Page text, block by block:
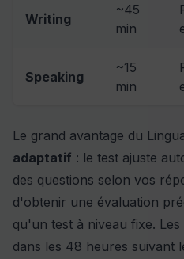
Writing
~45
min
Speaking
~15
min
Le grand avantage du
adaptatif : le test ajuste
des questions selon vos
d'obtenir une évaluation
qu'un test à niveau fixe.
dans les 48 heures suivant